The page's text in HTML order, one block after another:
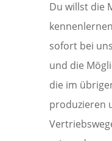
Du willst die
sofort bei
und die
die im
produzieren